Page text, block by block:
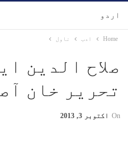
اردو
Home ادب ناول
صلاح الدین
تحریر خان
On اکتوبر 3, 2013